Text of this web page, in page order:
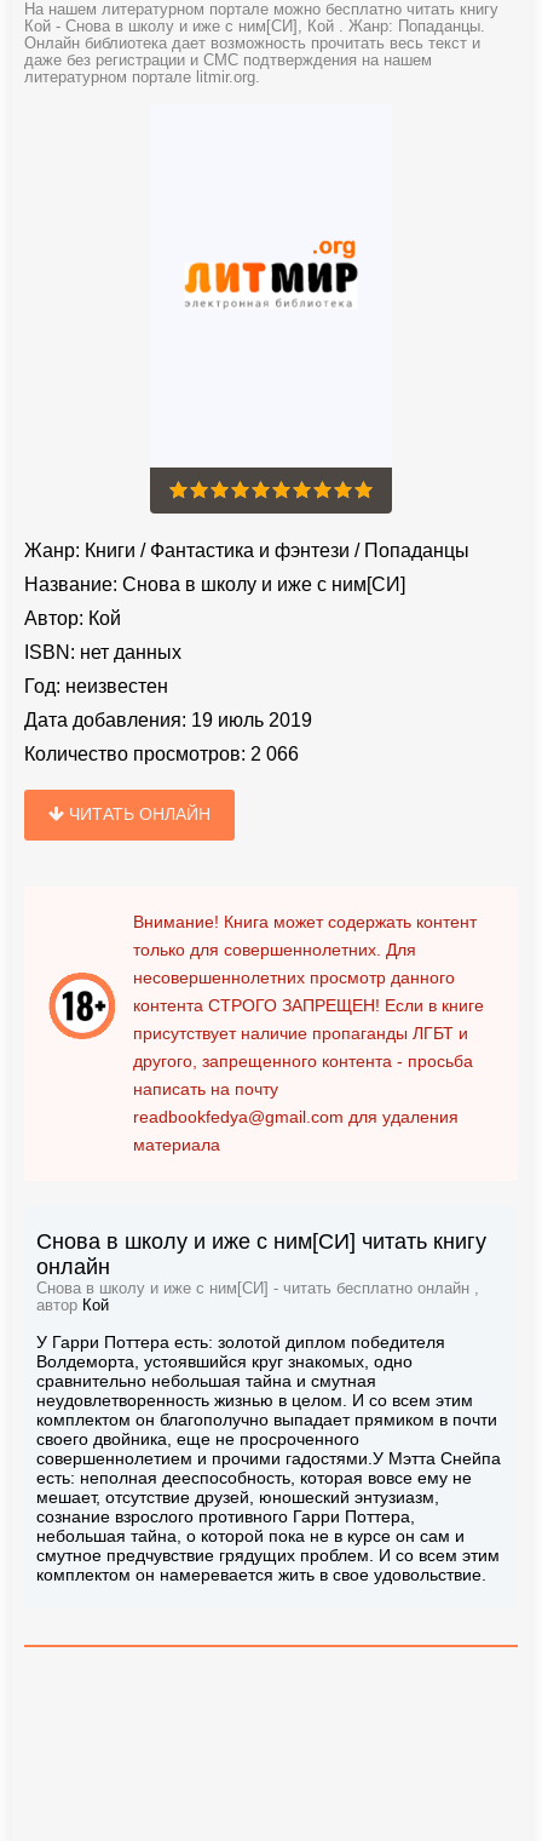
На нашем литературном портале можно бесплатно читать книгу
Кой - Снова в школу и иже с ним[СИ], Кой . Жанр: Попаданцы.
Онлайн библиотека дает возможность прочитать весь текст и
даже без регистрации и СМС подтверждения на нашем
литературном портале litmir.org.
Жанр: Книги / Фантастика и фэнтези / Попаданцы
Название: Снова в школу и иже с ним[СИ]
Автор: Кой
ISBN: нет данных
Год: неизвестен
Дата добавления: 19 июль 2019
Количество просмотров: 2 066
ЧИТАТЬ ОНЛАЙН
Внимание! Книга может содержать контент
только для совершеннолетних. Для
несовершеннолетних просмотр данного
контента СТРОГО ЗАПРЕЩЕН! Если в книге
присутствует наличие пропаганды ЛГБТ и
другого, запрещенного контента - просьба
написать на почту
readbookfedya@gmail.com для удаления
материала
Снова в школу и иже с ним[СИ] читать книгу
онлайн
Снова в школу и иже с ним[СИ] - читать бесплатно онлайн ,
автор Кой
У Гарри Поттера есть: золотой диплом победителя
Волдеморта, устоявшийся круг знакомых, одно
сравнительно небольшая тайна и смутная
неудовлетворенность жизнью в целом. И со всем этим
комплектом он благополучно выпадает прямиком в почти
своего двойника, еще не просроченного
совершеннолетием и прочими гадостями.У Мэтта Снейпа
есть: неполная дееспособность, которая вовсе ему не
мешает, отсутствие друзей, юношеский энтузиазм,
сознание взрослого противного Гарри Поттера,
небольшая тайна, о которой пока не в курсе он сам и
смутное предчувствие грядущих проблем. И со всем этим
комплектом он намеревается жить в свое удовольствие.